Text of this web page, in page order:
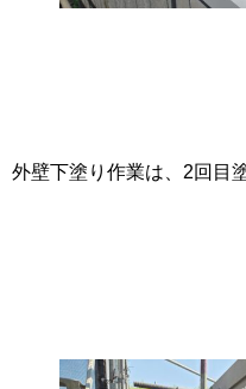
外壁下塗り作業は、2回目